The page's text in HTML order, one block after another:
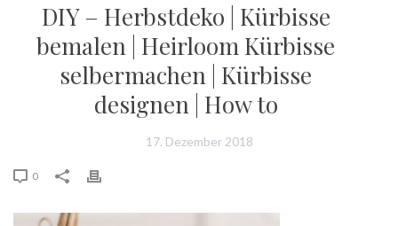
DIY – Herbstdeko | Kürbisse
bemalen | Heirloom Kürbisse
selbermachen | Kürbisse
designen | How to
17. Dezember 2018
0